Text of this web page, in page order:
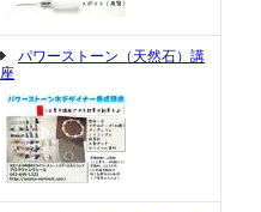
パワーストーン（天然石）講
座